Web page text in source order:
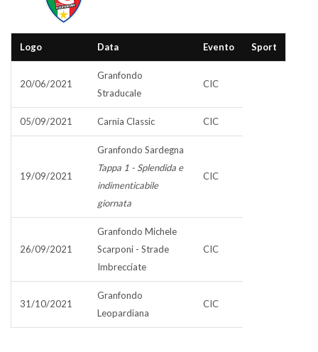
Logo Data Evento Sport
20/06/2021
Granfondo
Straducale
CIC
05/09/2021 Carnia Classic CIC
19/09/2021
Granfondo Sardegna
Tappa 1 - Splendida e
indimenticabile
giornata
CIC
26/09/2021
Granfondo Michele
Scarponi - Strade
Imbrecciate
CIC
31/10/2021
Granfondo
Leopardiana
CIC